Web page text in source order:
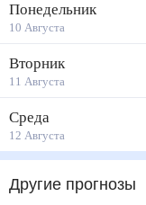
Понедельник
10 Августа
Вторник
11 Августа
Среда
12 Августа
Другие прогнозы